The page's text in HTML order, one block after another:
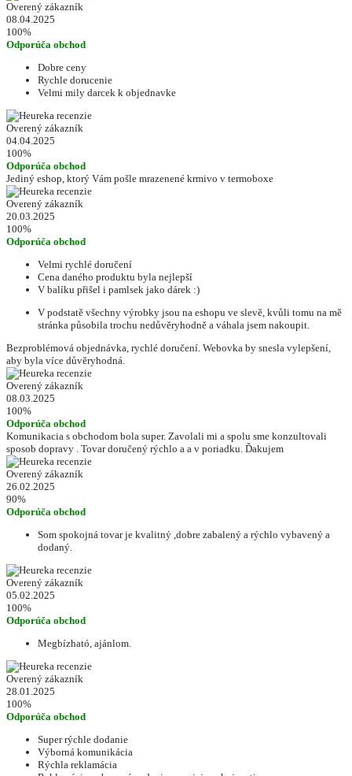
Overený zákazník
08.04.2025
100%
Odporúča obchod
Dobre ceny
Rychle dorucenie
Velmi mily darcek k objednavke
Overený zákazník
04.04.2025
100%
Odporúča obchod
Jediný eshop, ktorý Vám pošle mrazenené krmivo v termoboxe
Overený zákazník
20.03.2025
100%
Odporúča obchod
Velmi rychlé doručení
Cena daného produktu byla nejlepší
V balíku přišel i pamlsek jako dárek :)
V podstatě všechny výrobky jsou na eshopu ve slevě, kvůli tomu na mě
stránka působila trochu nedůvěryhodně a váhala jsem nakoupit.
Bezproblémová objednávka, rychlé doručení. Webovka by snesla vylepšení,
aby byla více důvěryhodná.
Overený zákazník
08.03.2025
100%
Odporúča obchod
Komunikacia s obchodom bola super. Zavolali mi a spolu sme konzultovali
sposob dopravy . Tovar doručený rýchlo a a v poriadku. Ďakujem
Overený zákazník
26.02.2025
90%
Odporúča obchod
Som spokojná tovar je kvalitný ,dobre zabalený a rýchlo vybavený a
dodaný.
Overený zákazník
05.02.2025
100%
Odporúča obchod
Megbízható, ajánlom.
Overený zákazník
28.01.2025
100%
Odporúča obchod
Super rýchle dodanie
Výborná komunikácia
Rýchla reklamácia